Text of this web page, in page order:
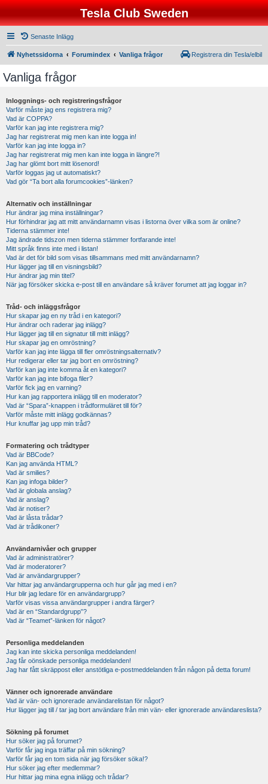
Tesla Club Sweden
Senaste Inlägg
Nyhetssidorna Forumindex Vanliga frågor Registrera din Tesla/elbil
Vanliga frågor
Inloggnings- och registreringsfrågor
Varför måste jag ens registrera mig?
Vad är COPPA?
Varför kan jag inte registrera mig?
Jag har registrerat mig men kan inte logga in!
Varför kan jag inte logga in?
Jag har registrerat mig men kan inte logga in längre?!
Jag har glömt bort mitt lösenord!
Varför loggas jag ut automatiskt?
Vad gör “Ta bort alla forumcookies”-länken?
Alternativ och inställningar
Hur ändrar jag mina inställningar?
Hur förhindrar jag att mitt användarnamn visas i listorna över vilka som är online?
Tiderna stämmer inte!
Jag ändrade tidszon men tiderna stämmer fortfarande inte!
Mitt språk finns inte med i listan!
Vad är det för bild som visas tillsammans med mitt användarnamn?
Hur lägger jag till en visningsbild?
Hur ändrar jag min titel?
När jag försöker skicka e-post till en användare så kräver forumet att jag loggar in?
Tråd- och inläggsfrågor
Hur skapar jag en ny tråd i en kategori?
Hur ändrar och raderar jag inlägg?
Hur lägger jag till en signatur till mitt inlägg?
Hur skapar jag en omröstning?
Varför kan jag inte lägga till fler omröstningsalternativ?
Hur redigerar eller tar jag bort en omröstning?
Varför kan jag inte komma åt en kategori?
Varför kan jag inte bifoga filer?
Varför fick jag en varning?
Hur kan jag rapportera inlägg till en moderator?
Vad är “Spara”-knappen i trådformuläret till för?
Varför måste mitt inlägg godkännas?
Hur knuffar jag upp min tråd?
Formatering och trådtyper
Vad är BBCode?
Kan jag använda HTML?
Vad är smilies?
Kan jag infoga bilder?
Vad är globala anslag?
Vad är anslag?
Vad är notiser?
Vad är låsta trådar?
Vad är trådikoner?
Användarnivåer och grupper
Vad är administratörer?
Vad är moderatorer?
Vad är användargrupper?
Var hittar jag användargrupperna och hur går jag med i en?
Hur blir jag ledare för en användargrupp?
Varför visas vissa användargrupper i andra färger?
Vad är en “Standardgrupp”?
Vad är “Teamet”-länken för något?
Personliga meddelanden
Jag kan inte skicka personliga meddelanden!
Jag får oönskade personliga meddelanden!
Jag har fått skräppost eller anstötliga e-postmeddelanden från någon på detta forum!
Vänner och ignorerade användare
Vad är vän- och ignorerade användarelistan för något?
Hur lägger jag till / tar jag bort användare från min vän- eller ignorerade användareslista?
Sökning på forumet
Hur söker jag på forumet?
Varför får jag inga träffar på min sökning?
Varför får jag en tom sida när jag försöker söka!?
Hur söker jag efter medlemmar?
Hur hittar jag mina egna inlägg och trådar?